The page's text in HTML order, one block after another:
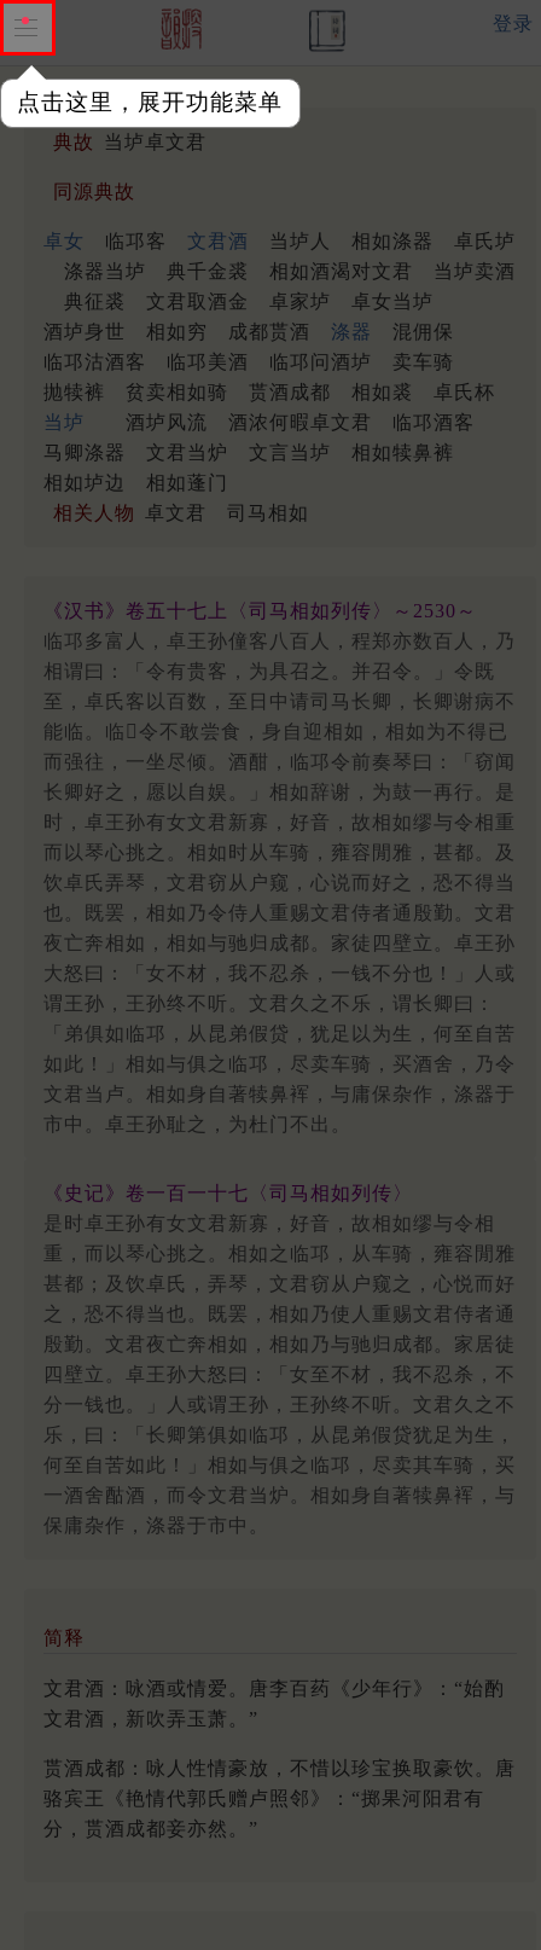
点击这里，展开功能菜单
登录
典故 当垆卓文君
同源典故
卓女 临邛客 文君酒 当垆人 相如涤器
卓氏垆
涤器当垆
典千金裘 相如酒渴对文君
当垆卖酒
典征裘
文君取酒金 卓家垆
卓女当垆
酒垆身世
相如穷 成都贳酒 涤器
混佣保
临邛沽酒客
临邛美酒 临邛问酒垆
卖车骑
抛犊裤
贫卖相如骑 贳酒成都 相如裘
卓氏杯
当垆
酒垆风流 酒浓何暇卓文君
临邛酒客
马卿涤器
文君当炉 文言当垆
相如犊鼻裤
相如垆边
相如蓬门
相关人物 卓文君 司马相如
《汉书》卷五十七上〈司马相如列传〉～2530～
临邛多富人，卓王孙僮客八百人，程郑亦数百人，乃
相谓曰：「令有贵客，为具召之。并召令。」令既
至，卓氏客以百数，至日中请司马长卿，长卿谢病不
能临。临令不敢尝食，身自迎相如，相如为不得已
而强往，一坐尽倾。酒酣，临邛令前奏琴曰：「窃闻
长卿好之，愿以自娱。」相如辞谢，为鼓一再行。是
时，卓王孙有女文君新寡，好音，故相如缪与令相重
而以琴心挑之。相如时从车骑，雍容閒雅，甚都。及
饮卓氏弄琴，文君窃从户窥，心说而好之，恐不得当
也。既罢，相如乃令侍人重赐文君侍者通殷勤。文君
夜亡奔相如，相如与驰归成都。家徒四壁立。卓王孙
大怒曰：「女不材，我不忍杀，一钱不分也！」人或
谓王孙，王孙终不听。文君久之不乐，谓长卿曰：
「弟俱如临邛，从昆弟假贷，犹足以为生，何至自苦
如此！」相如与俱之临邛，尽卖车骑，买酒舍，乃令
文君当卢。相如身自著犊鼻裈，与庸保杂作，涤器于
市中。卓王孙耻之，为杜门不出。
《史记》卷一百一十七〈司马相如列传〉
是时卓王孙有女文君新寡，好音，故相如缪与令相
重，而以琴心挑之。相如之临邛，从车骑，雍容閒雅
甚都；及饮卓氏，弄琴，文君窃从户窥之，心悦而好
之，恐不得当也。既罢，相如乃使人重赐文君侍者通
殷勤。文君夜亡奔相如，相如乃与驰归成都。家居徒
四壁立。卓王孙大怒曰：「女至不材，我不忍杀，不
分一钱也。」人或谓王孙，王孙终不听。文君久之不
乐，曰：「长卿第俱如临邛，从昆弟假贷犹足为生，
何至自苦如此！」相如与俱之临邛，尽卖其车骑，买
一酒舍酤酒，而令文君当炉。相如身自著犊鼻裈，与
保庸杂作，涤器于市中。
简释
文君酒：咏酒或情爱。唐李百药《少年行》：“始酌
文君酒，新吹弄玉萧。”
贳酒成都：咏人性情豪放，不惜以珍宝换取豪饮。唐
骆宾王《艳情代郭氏赠卢照邻》：“掷果河阳君有
分，贳酒成都妾亦然。”